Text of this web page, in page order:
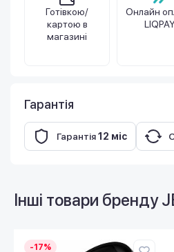
Готівкою/
картою в
магазині
Онлайн
Гарантія
Гарантія12 міс
Інші товари бренду
-17%